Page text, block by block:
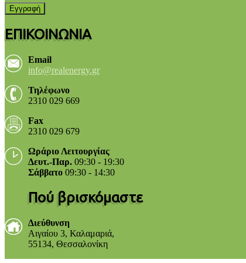
ΕΠΙΚΟΙΝΩΝΙΑ
Email
info@realenergy.gr
Τηλέφωνο
2310 029 669
Fax
2310 029 679
Ωράριο Λειτουργίας
Δευτ.-Παρ. 09:30 - 19:30
Σάββατο 09:30 - 14:30
Πού βρισκόμαστε
Διεύθυνση
Αιγαίου 3, Καλαμαριά,
55134, Θεσσαλονίκη